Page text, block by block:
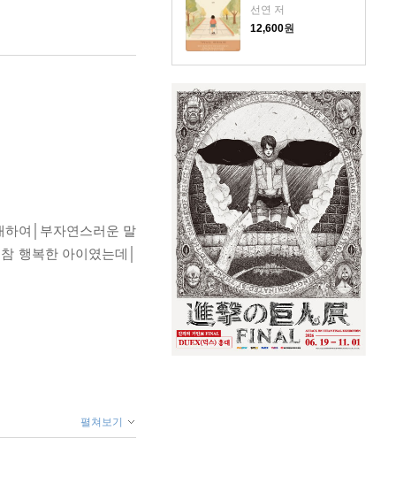
선연 저
12,600원
하여│부자연스러운 말
행복한 아이였는데│
펼쳐보기